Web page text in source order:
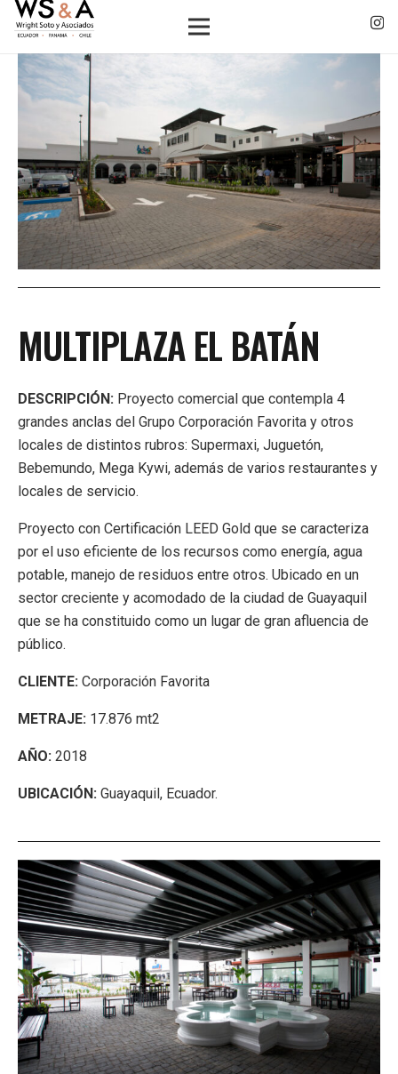
MULTIPLAZA EL BATÁN
DESCRIPCIÓN: Proyecto comercial que contempla 4
grandes anclas del Grupo Corporación Favorita y otros
locales de distintos rubros: Supermaxi, Juguetón,
Bebemundo, Mega Kywi, además de varios restaurantes y
locales de servicio.
Proyecto con Certificación LEED Gold que se caracteriza
por el uso eficiente de los recursos como energía, agua
potable, manejo de residuos entre otros. Ubicado en un
sector creciente y acomodado de la ciudad de Guayaquil
que se ha constituido como un lugar de gran afluencia de
público.
CLIENTE: Corporación Favorita
METRAJE: 17.876 mt2
AÑO: 2018
UBICACIÓN: Guayaquil, Ecuador.